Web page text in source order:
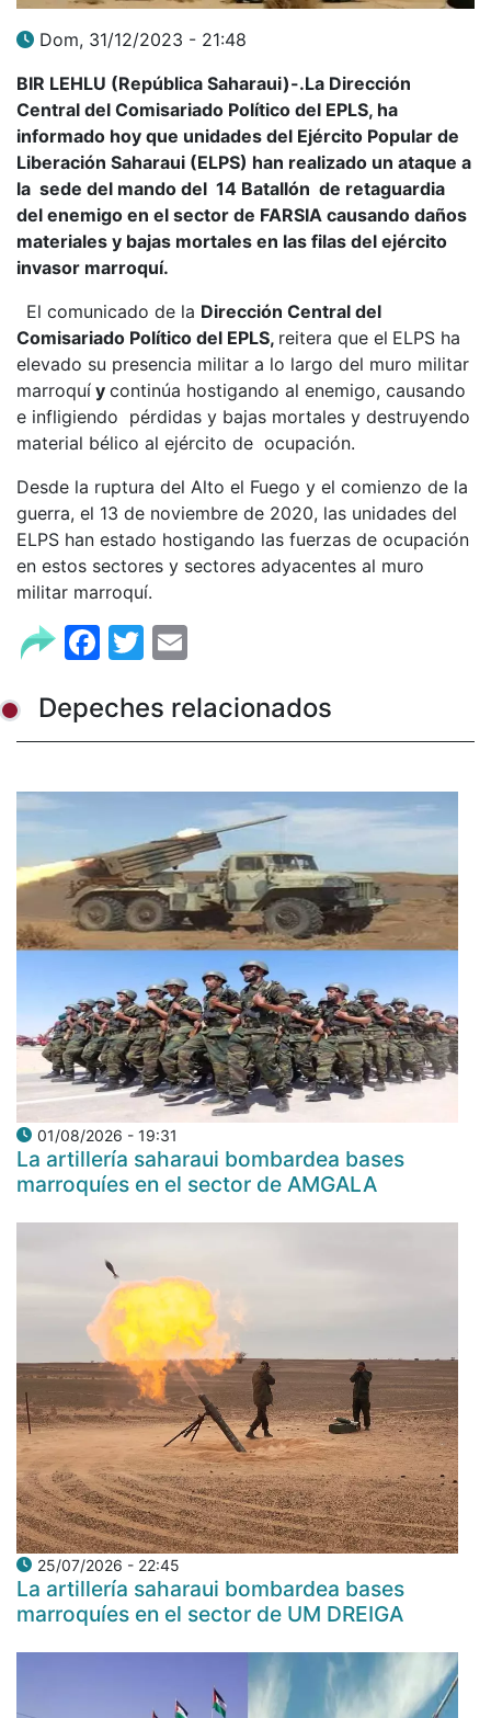
Dom, 31/12/2023 - 21:48
BIR LEHLU (República Saharaui)-.La Dirección
Central del Comisariado Político del EPLS, ha
informado hoy que unidades del Ejército Popular de
Liberación Saharaui (ELPS) han realizado un ataque a
la sede del mando del 14 Batallón de retaguardia
del enemigo en el sector de FARSIA causando daños
materiales y bajas mortales en las filas del ejército
invasor marroquí.
El comunicado de la Dirección Central del
Comisariado Político del EPLS, reitera que el ELPS ha
elevado su presencia militar a lo largo del muro militar
marroquí y continúa hostigando al enemigo, causando
e infligiendo pérdidas y bajas mortales y destruyendo
material bélico al ejército de ocupación.
Desde la ruptura del Alto el Fuego y el comienzo de la
guerra, el 13 de noviembre de 2020, las unidades del
ELPS han estado hostigando las fuerzas de ocupación
en estos sectores y sectores adyacentes al muro
militar marroquí.
Facebook
Twitter
Depeches relacionados
01/08/2026 - 19:31
La artillería saharaui bombardea bases
marroquíes en el sector de AMGALA
25/07/2026 - 22:45
La artillería saharaui bombardea bases
marroquíes en el sector de UM DREIGA